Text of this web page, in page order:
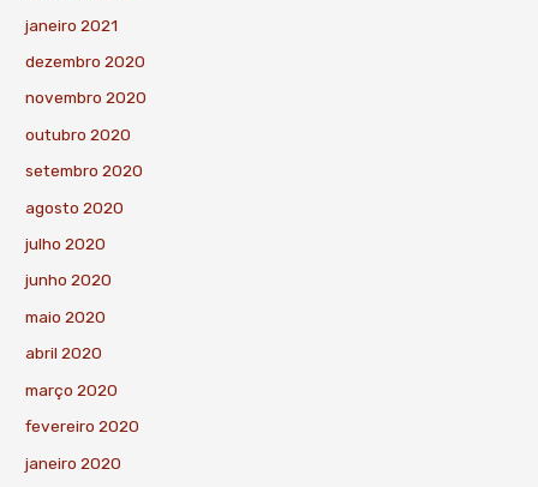
janeiro 2021
dezembro 2020
novembro 2020
outubro 2020
setembro 2020
agosto 2020
julho 2020
junho 2020
maio 2020
abril 2020
março 2020
fevereiro 2020
janeiro 2020